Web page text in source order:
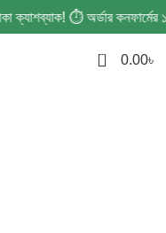
ক্যাশব্যাক! ⏱️ অর্ডার
0 0.00৳